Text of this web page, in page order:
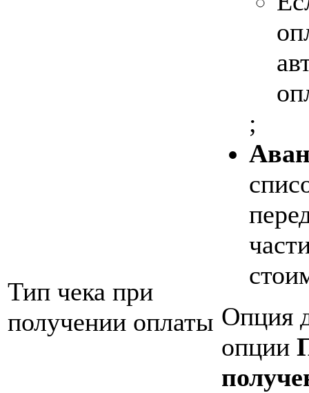
Тип чека при
получении оплаты
;
Опция
опции